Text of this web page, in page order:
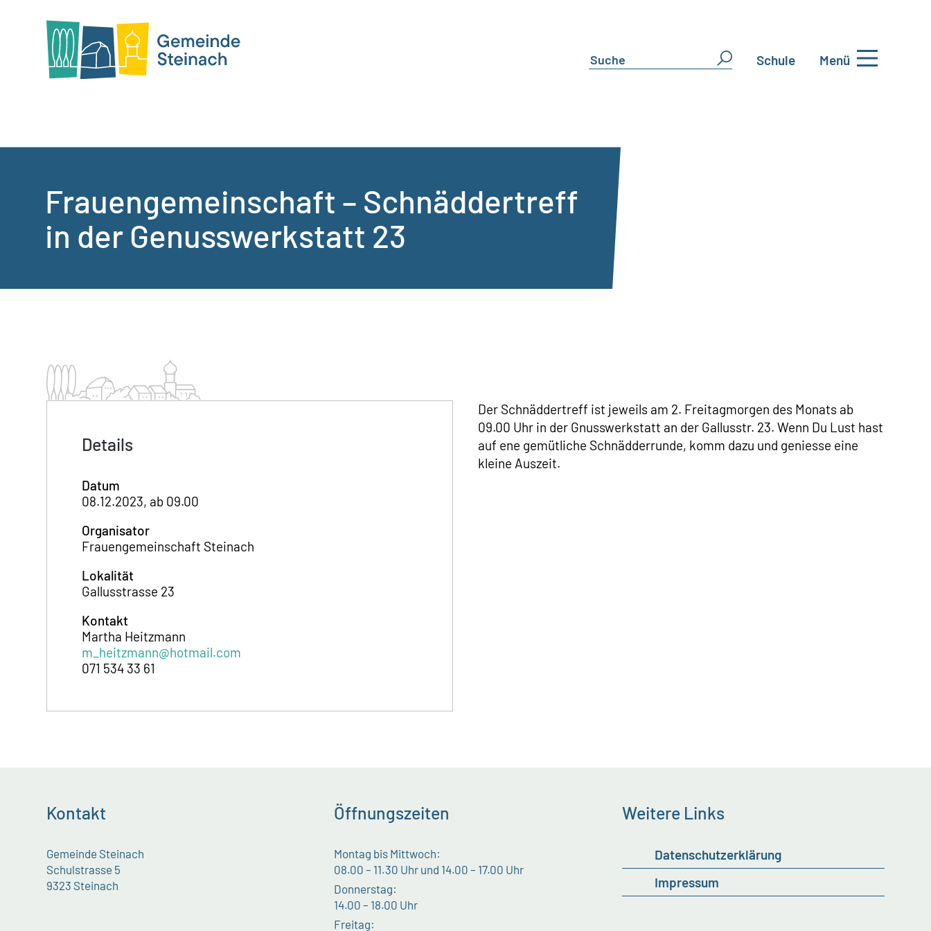
Schule Menü
Frauengemeinschaft – Schnäddertreff
in der Genusswerkstatt 23
Details
Datum
08.12.2023, ab 09.00
Organisator
Frauengemeinschaft Steinach
Lokalität
Gallusstrasse 23
Kontakt
Martha Heitzmann
m_heitzmann@hotmail.com
071 534 33 61
Der Schnäddertreff ist jeweils am 2. Freitagmorgen des Monats ab
09.00 Uhr in der Gnusswerkstatt an der Gallusstr. 23. Wenn Du Lust hast
auf ene gemütliche Schnädderrunde, komm dazu und geniesse eine
kleine Auszeit.
Kontakt
Gemeinde Steinach
Schulstrasse 5
9323 Steinach
Öffnungszeiten
Montag bis Mittwoch:
08.00 – 11.30 Uhr und 14.00 – 17.00 Uhr
Donnerstag:
14.00 – 18.00 Uhr
Freitag:
Weitere Links
Datenschutzerklärung
Impressum